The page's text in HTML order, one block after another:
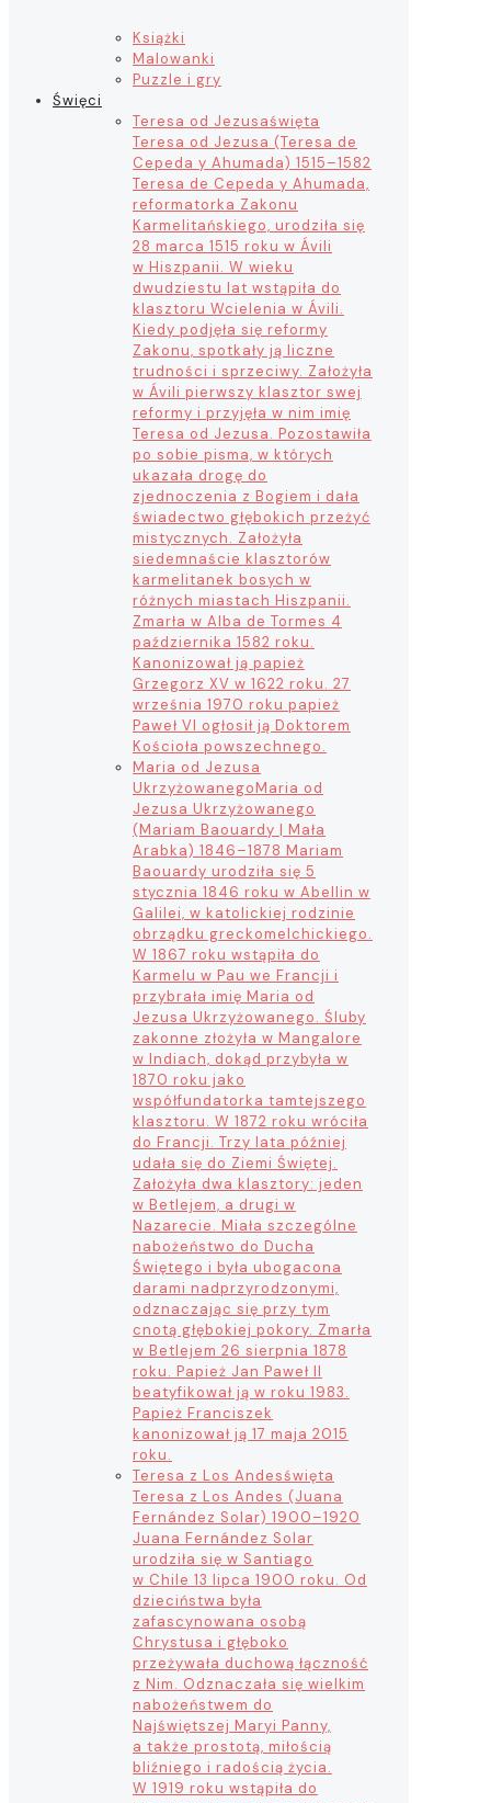
Książki
Malowanki
Puzzle i gry
Święci
Teresa od Jezusaświęta
Teresa od Jezusa (Teresa de
Cepeda y Ahumada) 1515–1582
Teresa de Cepeda y Ahumada,
reformatorka Zakonu
Karmelitańskiego, urodziła się
28 marca 1515 roku w Ávili
w Hiszpanii. W wieku
dwudziestu lat wstąpiła do
klasztoru Wcielenia w Ávili.
Kiedy podjęła się reformy
Zakonu, spotkały ją liczne
trudności i sprzeciwy. Założyła
w Ávili pierwszy klasztor swej
reformy i przyjęła w nim imię
Teresa od Jezusa. Pozostawiła
po sobie pisma, w których
ukazała drogę do
zjednoczenia z Bogiem i dała
świadectwo głębokich przeżyć
mistycznych. Założyła
siedemnaście klasztorów
karmelitanek bosych w
różnych miastach Hiszpanii.
Zmarła w Alba de Tormes 4
października 1582 roku.
Kanonizował ją papież
Grzegorz XV w 1622 roku. 27
września 1970 roku papież
Paweł VI ogłosił ją Doktorem
Kościoła powszechnego.
Maria od Jezusa
UkrzyżowanegoMaria od
Jezusa Ukrzyżowanego
(Mariam Baouardy | Mała
Arabka) 1846–1878 Mariam
Baouardy urodziła się 5
stycznia 1846 roku w Abellin w
Galilei, w katolickiej rodzinie
obrządku greckomelchickiego.
W 1867 roku wstąpiła do
Karmelu w Pau we Francji i
przybrała imię Maria od
Jezusa Ukrzyżowanego. Śluby
zakonne złożyła w Mangalore
w Indiach, dokąd przybyła w
1870 roku jako
współfundatorka tamtejszego
klasztoru. W 1872 roku wróciła
do Francji. Trzy lata później
udała się do Ziemi Świętej.
Założyła dwa klasztory: jeden
w Betlejem, a drugi w
Nazarecie. Miała szczególne
nabożeństwo do Ducha
Świętego i była ubogacona
darami nadprzyrodzonymi,
odznaczając się przy tym
cnotą głębokiej pokory. Zmarła
w Betlejem 26 sierpnia 1878
roku. Papież Jan Paweł II
beatyfikował ją w roku 1983.
Papież Franciszek
kanonizował ją 17 maja 2015
roku.
Teresa z Los Andesświęta
Teresa z Los Andes (Juana
Fernández Solar) 1900–1920
Juana Fernández Solar
urodziła się w Santiago
w Chile 13 lipca 1900 roku. Od
dzieciństwa była
zafascynowana osobą
Chrystusa i głęboko
przeżywała duchową łączność
z Nim. Odznaczała się wielkim
nabożeństwem do
Najświętszej Maryi Panny,
a także prostotą, miłością
bliźniego i radością życia.
W 1919 roku wstąpiła do